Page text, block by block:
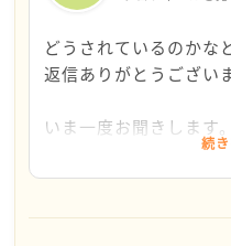
どうされているのかな
返信ありがとうござい
いま一度お聞きします
続